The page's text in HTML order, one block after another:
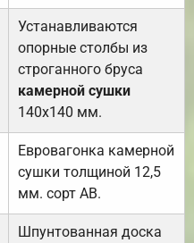
Устанавливаются
опорные столбы из
строганного бруса
камерной сушки
140х140 мм.
Евровагонка камерной
сушки толщиной 12,5
мм. сорт АВ.
Шпунтованная доска